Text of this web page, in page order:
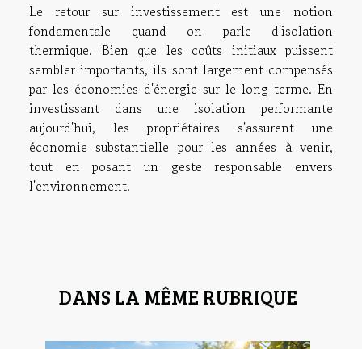
Le retour sur investissement est une notion
fondamentale quand on parle d'isolation
thermique. Bien que les coûts initiaux puissent
sembler importants, ils sont largement compensés
par les économies d'énergie sur le long terme. En
investissant dans une isolation performante
aujourd'hui, les propriétaires s'assurent une
économie substantielle pour les années à venir,
tout en posant un geste responsable envers
l'environnement.
DANS LA MÊME RUBRIQUE